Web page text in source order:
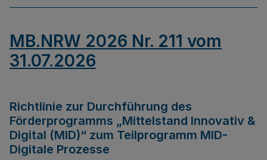
MB.NRW 2026 Nr. 211 vom
31.07.2026
Richtlinie zur Durchführung des
Förderprogramms „Mittelstand Innovativ &
Digital (MID)“ zum Teilprogramm MID-
Digitale Prozesse